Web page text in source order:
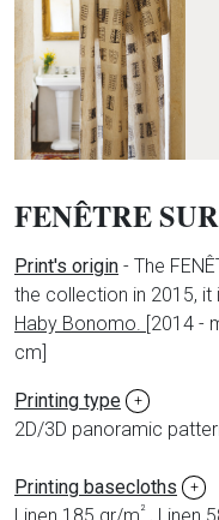
FENÊTRE
Print's origin - The
the collection in 2015, it
Haby Bonomo. [2014 -
cm]
Printing type +
2D/3D panoramic
Printing basecloths +
Linen 185 gr/m² , Linen